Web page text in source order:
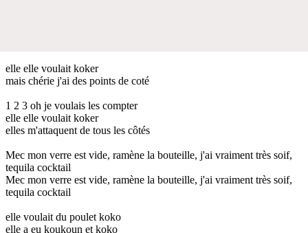
elle elle voulait koker
mais chérie j'ai des points de coté
1 2 3 oh je voulais les compter
elle elle voulait koker
elles m'attaquent de tous les côtés
Mec mon verre est vide, ramène la bouteille, j'ai vraiment très soif,
tequila cocktail
Mec mon verre est vide, ramène la bouteille, j'ai vraiment très soif,
tequila cocktail
elle voulait du poulet koko
elle a eu koukoun et koko